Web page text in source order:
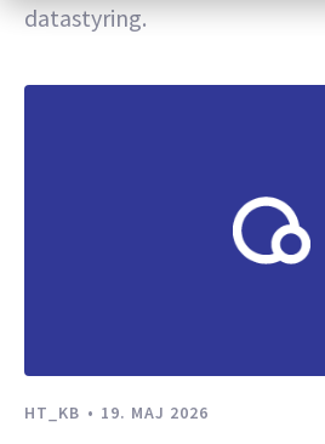
datastyring.
HT_KB 19. MAJ 2026